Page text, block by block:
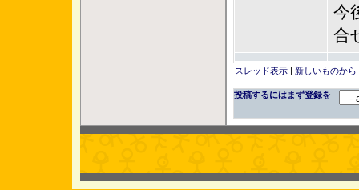
今
合
スレッド表示 | 新しいものから
投稿するにはまず登録を